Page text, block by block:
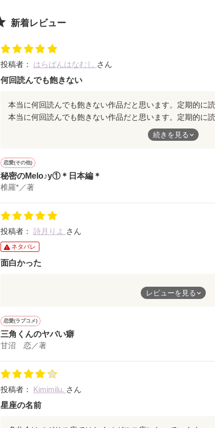
新着レビュー
投稿者： はらぱんはなむし さん
何回読んでも飽きない
本当に何回読んでも飽きない作品だと思います。定期的に
ター1人1人がとても個性的で自然と好きになってしまいまし
続きを見る
恋愛(その他)
秘密のMelo♪y①＊日本編＊
椎羅*／著
投稿者： 詩月りよ さん
ネタバレ
面白かった
とっても面白くてきゅんきゅんしました……っ！！
主人公と九音ちゃんのやりとり、そして足立先生の手紙の
レビューを見る
恋愛(ラブコメ)
三角くんのヤバい癖
甘沼 恋／著
投稿者： Kimimilu. さん
星座の名前